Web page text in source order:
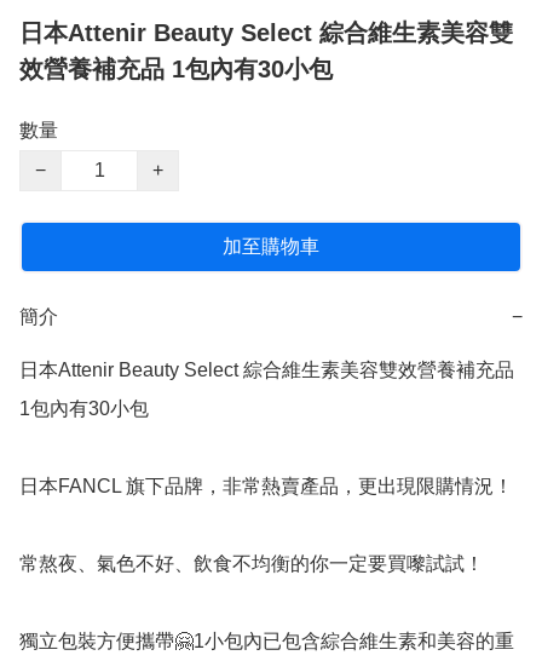
日本Attenir Beauty Select 綜合維生素美容雙
效營養補充品 1包內有30小包
數量
−
+
加至購物車
簡介 −
日本Attenir Beauty Select 綜合維生素美容雙效營養補充品
1包內有30小包
日本FANCL 旗下品牌，非常熱賣產品，更出現限購情況！
常熬夜、氣色不好、飲食不均衡的你一定要買嚟試試！
獨立包裝方便攜帶🤗1小包內已包含綜合維生素和美容的重